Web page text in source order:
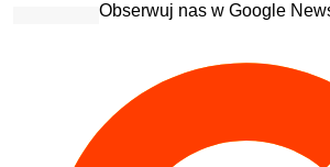
Obserwuj nas w Google